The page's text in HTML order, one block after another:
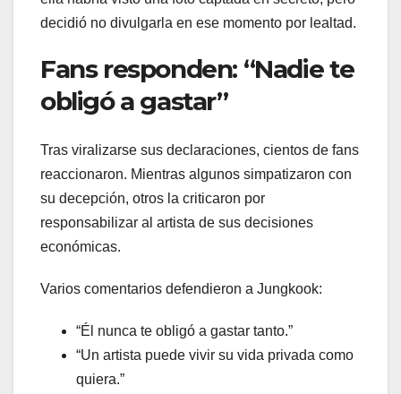
decidió no divulgarla en ese momento por lealtad.
Fans responden: “Nadie te
obligó a gastar”
Tras viralizarse sus declaraciones, cientos de fans
reaccionaron. Mientras algunos simpatizaron con
su decepción, otros la criticaron por
responsabilizar al artista de sus decisiones
económicas.
Varios comentarios defendieron a Jungkook:
“Él nunca te obligó a gastar tanto.”
“Un artista puede vivir su vida privada como
quiera.”